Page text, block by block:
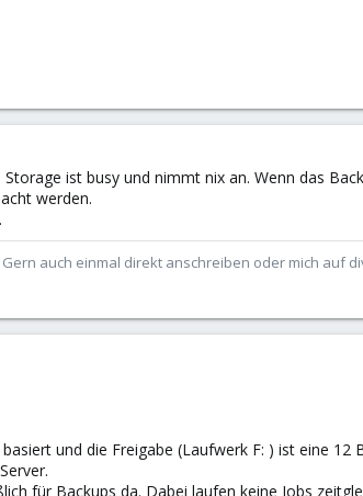
ist busy und nimmt nix an. Wenn das
werden.
auch einmal direkt anschreiben oder mich auf
und die Freigabe (Laufwerk F: ) ist eine 12
für Backups da. Dabei laufen keine Jobs